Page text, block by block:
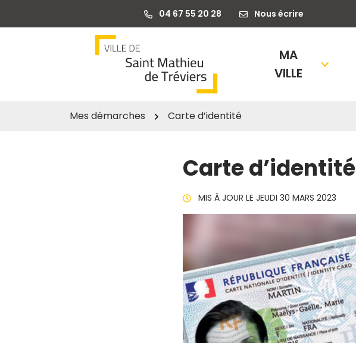
04 67 55 20 28 Nous écrire
MA
VILLE
Mes démarches Carte d’identité
Carte d’identité
MIS À JOUR LE JEUDI 30 MARS 2023